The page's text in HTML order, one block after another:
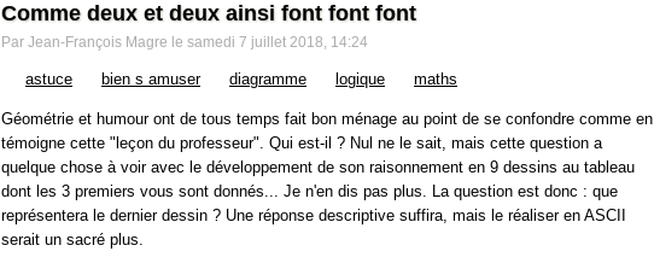
Comme deux et deux ainsi font font font
Par Jean-François Magre le samedi 7 juillet 2018, 14:24
astuce bien s amuser diagramme logique maths
Géométrie et humour ont de tous temps fait bon ménage au point de se confondre comme en
témoigne cette "leçon du professeur". Qui est-il ? Nul ne le sait, mais cette question a
quelque chose à voir avec le développement de son raisonnement en 9 dessins au tableau
dont les 3 premiers vous sont donnés... Je n'en dis pas plus. La question est donc : que
représentera le dernier dessin ? Une réponse descriptive suffira, mais le réaliser en ASCII
serait un sacré plus.